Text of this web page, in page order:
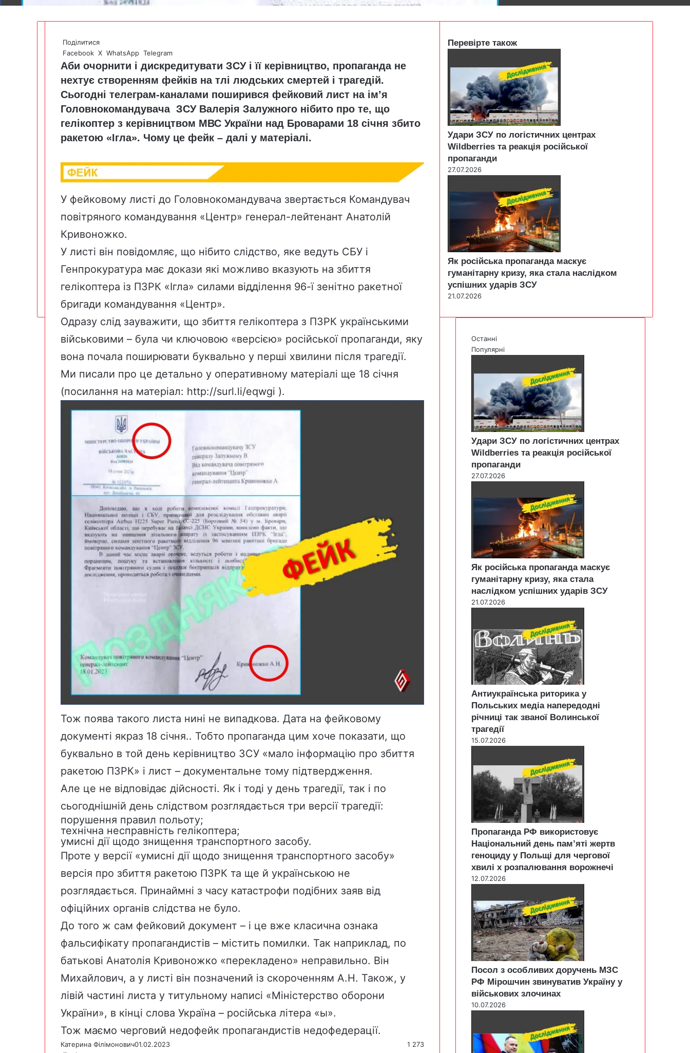
Поділитися
Facebook X WhatsApp Telegram
Аби очорнити і дискредитувати ЗСУ і її керівництво, пропаганда не
нехтує створенням фейків на тлі людських смертей і трагедій.
Сьогодні телеграм-каналами поширився фейковий лист на ім’я
Головнокомандувача ЗСУ Валерія Залужного нібито про те, що
гелікоптер з керівництвом МВС України над Броварами 18 січня збито
ракетою «Ігла». Чому це фейк – далі у матеріалі.
У фейковому листі до Головнокомандувача звертається Командувач
повітряного командування «Центр» генерал-лейтенант Анатолій
Кривоножко.
У листі він повідомляє, що нібито слідство, яке ведуть СБУ і
Генпрокуратура має докази які можливо вказують на збиття
гелікоптера із ПЗРК «Ігла» силами відділення 96-ї зенітно ракетної
бригади командування «Центр».
Одразу слід зауважити, що збиття гелікоптера з ПЗРК українськими
військовими – була чи ключовою «версією» російської пропаганди, яку
вона почала поширювати буквально у перші хвилини після трагедії.
Ми писали про це детально у оперативному матеріалі ще 18 січня
(посилання на матеріал: http://surl.li/eqwgi ).
Тож поява такого листа нині не випадкова. Дата на фейковому
документі якраз 18 січня.. Тобто пропаганда цим хоче показати, що
буквально в той день керівництво ЗСУ «мало інформацію про збиття
ракетою ПЗРК» і лист – документальне тому підтвердження.
Але це не відповідає дійсності. Як і тоді у день трагедії, так і по
сьогоднішній день слідством розглядається три версії трагедії:
порушення правил польоту;
технічна несправність гелікоптера;
умисні дії щодо знищення транспортного засобу.
Проте у версії «умисні дії щодо знищення транспортного засобу»
версія про збиття ракетою ПЗРК та ще й українською не
розглядається. Принаймні з часу катастрофи подібних заяв від
офіційних органів слідства не було.
До того ж сам фейковий документ – і це вже класична ознака
фальсифікату пропагандистів – містить помилки. Так наприклад, по
батькові Анатолія Кривоножко «перекладено» неправильно. Він
Михайлович, а у листі він позначений із скороченням А.Н. Також, у
лівій частині листа у титульному написі «Міністерство оборони
України», в кінці слова Україна – російська літера «ы».
Тож маємо черговий недофейк пропагандистів недофедерації.
Катерина Філімонович01.02.2023
1 273
Перевірте також
Удари ЗСУ по логістичних центрах
Wildberries та реакція російської
пропаганди
27.07.2026
Як російська пропаганда маскує
гуманітарну кризу, яка стала наслідком
успішних ударів ЗСУ
21.07.2026
Останні
Популярні
Удари ЗСУ по логістичних центрах
Wildberries та реакція російської
пропаганди
27.07.2026
Як російська пропаганда маскує
гуманітарну кризу, яка стала
наслідком успішних ударів ЗСУ
21.07.2026
Антиукраїнська риторика у
Польських медіа напередодні
річниці так званої Волинської
трагедії
15.07.2026
Пропаганда РФ використовує
Національний день пам’яті жертв
геноциду у Польщі для чергової
хвилі х розпалювання ворожнечі
12.07.2026
Посол з особливих доручень МЗС
РФ Мірошчин звинуватив Україну у
військових злочинах
10.07.2026